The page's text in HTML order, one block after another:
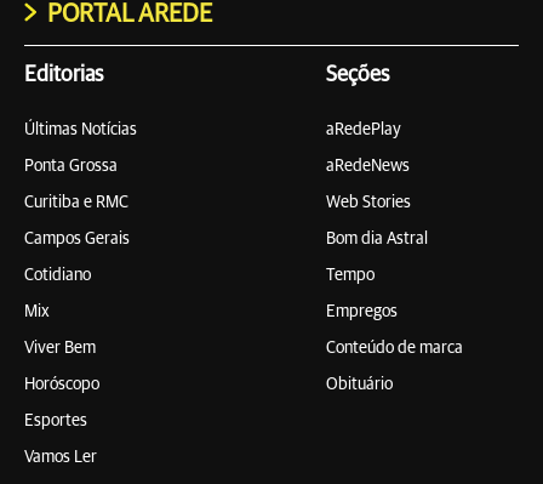
PORTAL AREDE
Editorias
Últimas Notícias
Ponta Grossa
Curitiba e RMC
Campos Gerais
Cotidiano
Mix
Viver Bem
Horóscopo
Esportes
Vamos Ler
Seções
aRedePlay
aRedeNews
Web Stories
Bom dia Astral
Tempo
Empregos
Conteúdo de marca
Obituário